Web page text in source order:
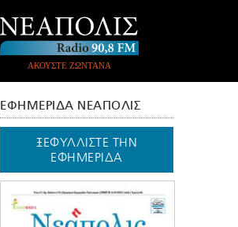
ΑΚΟΥΣΤΕ ΖΩΝΤΑΝΑ
ΕΦΗΜΕΡΙΔΑ ΝΕΑΠΟΛΙΣ
ΞΕΦΥΛΛΙΣΤΕ ΤΗΝ
ΕΦΗΜΕΡΙΔΑ